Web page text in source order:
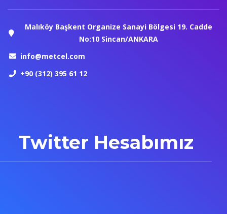
Malıköy Başkent Organize Sanayi Bölgesi 19. Cadde
No:10 Sincan/ANKARA
info@metcel.com
+90 (312) 395 61 12
Twitter Hesabımız